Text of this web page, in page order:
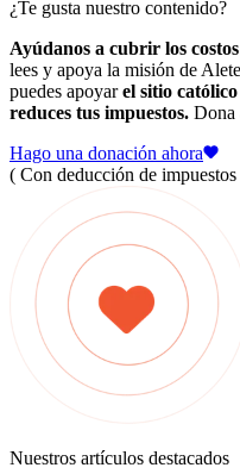
¿Te gusta nuestro contenido?
Ayúdanos a cubrir los
lees y apoya la misión de
puedes apoyarel sitio
reduces tus impuestos. Dona
Hago una donación ahora
( Con deducción de impuestos
Nuestros artículos destacados